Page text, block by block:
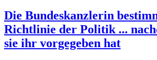
Die Bundeskanzlerin
Richtlinie der Politik ...
sie ihr vorgegeben hat